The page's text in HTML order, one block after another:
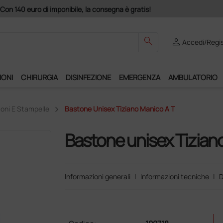
search personAccedi/
CHIRURGIA DISINFEZIONE EMERGENZA AMBULATORIO
E Stampelle Bastone Unisex Tiziano Manico A T
Bastone unisex
Informazioni generali | Informazioni tecniche |